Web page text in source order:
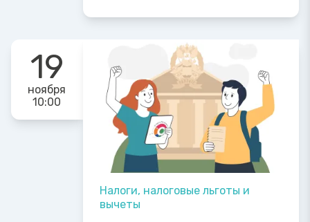
19
ноября
10:00
Налоги, налоговые льготы и
вычеты